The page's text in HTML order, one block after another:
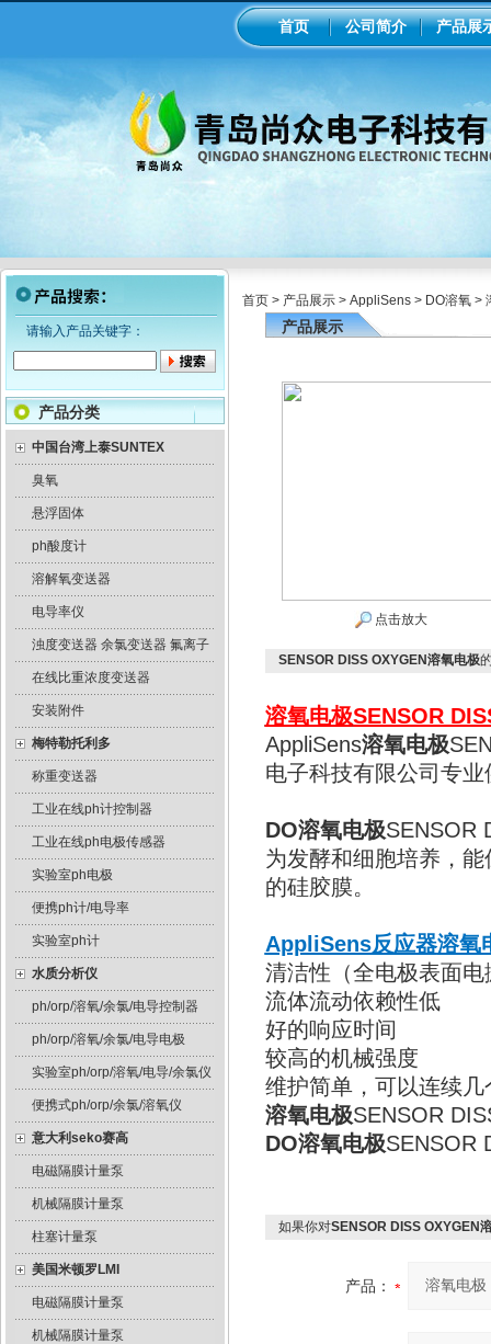
首页 公司简介 产品展
请输入产品关键字：
产品分类
中国台湾上泰SUNTEX
臭氧
悬浮固体
ph酸度计
溶解氧变送器
电导率仪
浊度变送器 余氯变送器 氟离子
在线比重浓度变送器
安装附件
梅特勒托利多
称重变送器
工业在线ph计控制器
工业在线ph电极传感器
实验室ph电极
便携ph计/电导率
实验室ph计
水质分析仪
ph/orp/溶氧/余氯/电导控制器
ph/orp/溶氧/余氯/电导电极
实验室ph/orp/溶氧/电导/余氯仪
便携式ph/orp/余氯/溶氧仪
意大利seko赛高
电磁隔膜计量泵
机械隔膜计量泵
柱塞计量泵
美国米顿罗LMI
电磁隔膜计量泵
机械隔膜计量泵
首页 > 产品展示 > AppliSens > DO溶氧 >
产品展示
点击放大
SENSOR DISS OXYGEN溶氧电极
溶氧电极SENSOR
AppliSens溶氧电极
电子科技有限公司专业
DO溶氧电极SENSOR
为发酵和细胞培养，
的硅胶膜。
AppliSens反应器溶氧
清洁性（全电极表面
流体流动依赖性低
好的响应时间
较高的机械强度
维护简单，可以连续
溶氧电极SENSOR
DO溶氧电极SENSOR
如果你对SENSOR DISS OXYGEN
产品：